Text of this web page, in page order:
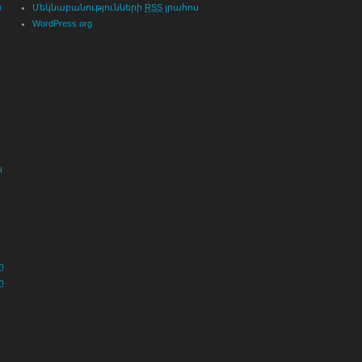
Մեկնաբանությունների RSS լրահոս
WordPress.org